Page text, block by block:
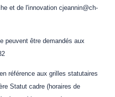
et de l'innovation cjeannin@ch-
peuvent être demandés aux
référence aux grilles statutaires
Statut cadre (horaires de